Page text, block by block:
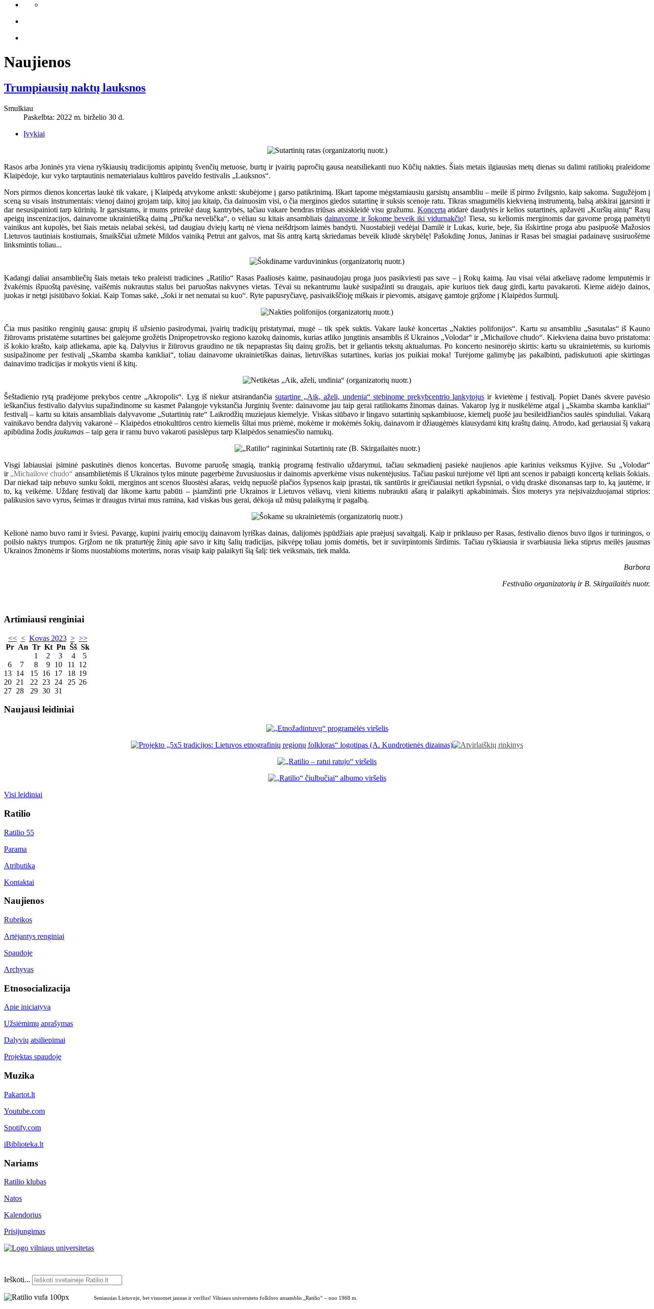
Naujienos
Trumpiausių naktų lauksnos
Smulkiau
Paskelbta: 2022 m. birželio 30 d.
Įvykiai
Rasos arba Joninės yra viena ryškiausių tradicijomis apipintų švenčių metuose, burtų ir įvairių papročių gausa neatsiliekanti nuo Kūčių nakties. Šiais metais ilgiausias metų dienas su dalimi ratiliokų praleidome
Klaipėdoje, kur vyko tarptautinis nematerialaus kultūros paveldo festivalis „Lauksnos“.
Nors pirmos dienos koncertas laukė tik vakare, į Klaipėdą atvykome anksti: skubėjome į garso patikrinimą. Iškart tapome mėgstamiausiu garsistų ansambliu – meilė iš pirmo žvilgsnio, kaip sakoma. Sugužėjom į
sceną su visais instrumentais: vienoj dainoj grojam taip, kitoj jau kitaip, čia dainuosim visi, o čia merginos giedos sutartinę ir suksis scenoje ratu. Tikras smagumėlis kiekvieną instrumentą, balsą atskirai įgarsinti ir
dar nesusipainioti tarp kūrinių. Ir garsistams, ir mums prireikė daug kantrybės, tačiau vakare bendras triūsas atsiskleidė visu gražumu. Koncertą atidarė daudytės ir kelios sutartinės, apžavėti „Kuršių ainių“ Rasų
apeigų inscenizacijos, dainavome ukrainietišką dainą „Ptička nevelička“, o vėliau su kitais ansambliaisdainavome ir šokome beveik iki vidurnakčio! Tiesa, su keliomis merginomis dar gavome progą pamėtyti
vainikus ant kupolės, bet šiais metais nelabai sekėsi, tad daugiau dviejų kartų nė viena neišdrįsom laimės bandyti. Nuostabieji vedėjai Damilė ir Lukas, kurie, beje, šia išskirtine proga abu pasipuošė Mažosios
Lietuvos tautiniais kostiumais, šmaikščiai užmetė Mildos vainiką Petrui ant galvos, mat šis antrą kartą skriedamas beveik kliudė skrybėlę! Pašokdinę Jonus, Janinas ir Rasas bei smagiai padainavę susiruošėme
linksmintis toliau...
Kadangi daliai ansambliečių šiais metais teko praleisti tradicines „Ratilio“ Rasas Paaliosės kaime, pasinaudojau proga juos pasikviesti pas save – į Rokų kaimą. Jau visai vėlai atkeliavę radome lemputėmis ir
žvakėmis išpuoštą pavėsinę, vaišėmis nukrautus stalus bei paruoštas nakvynes vietas. Tėvai su nekantrumu laukė susipažinti su draugais, apie kuriuos tiek daug girdi, kartu pavakaroti. Kieme aidėjo dainos,
juokas ir netgi įsisiūbavo šokiai. Kaip Tomas sakė, „šoki ir net nematai su kuo“. Ryte papusryčiavę, pasivaikščioję miškais ir pievomis, atsigavę gamtoje grįžome į Klaipėdos šurmulį.
Čia mus pasitiko renginių gausa: grupių iš užsienio pasirodymai, įvairių tradicijų pristatymai, mugė – tik spėk suktis. Vakare laukė koncertas „Nakties polifonijos“. Kartu su ansambliu „Sasutalas“ iš Kauno
žiūrovams pristatėme sutartines bei galėjome grožėtis Dnipropetrovsko regiono kazokų dainomis, kurias atliko jungtinis ansamblis iš Ukrainos „Volodar“ ir „Michailove chudo“. Kiekviena daina buvo pristatoma:
iš kokio krašto, kaip atliekama, apie ką. Dalyvius ir žiūrovus graudino ne tik nepaprastas šių dainų grožis, bet ir geliantis tekstų aktualumas. Po koncerto nesinorėjo skirtis: kartu su ukrainietėmis, su kuriomis
susipažinome per festivalį „Skamba skamba kankliai“, toliau dainavome ukrainietiškas dainas, lietuviškas sutartines, kurias jos puikiai moka! Turėjome galimybę jas pakalbinti, padiskutuoti apie skirtingas
dainavimo tradicijas ir mokytis vieni iš kitų.
Šeštadienio rytą pradėjome prekybos centre „Akropolis“. Lyg iš niekur atsirandančia sutartine „Aik, aželi, undenia“ stebinome prekybcentrio lankytojus ir kvietėme į festivalį. Popiet Danės skvere pavėsio
ieškančius festivalio dalyvius supažindinome su kasmet Palangoje vykstančia Jurginių švente: dainavome jau taip gerai ratiliokams žinomas dainas. Vakarop lyg ir nusikėlėme atgal į „Skamba skamba kankliai“
festivalį – kartu su kitais ansambliais dalyvavome „Sutartinių rate“ Laikrodžių muziejaus kiemelyje. Viskas siūbavo ir lingavo sutartinių sąskambiuose, kiemelį puošė jau besileidžiančios saulės spinduliai. Vakarą
vainikavo bendra dalyvių vakaronė – Klaipėdos etnokultūros centro kiemelis šiltai mus priėmė, mokėme ir mokėmės šokių, dainavom ir džiaugėmės klausydami kitų kraštų dainų. Atrodo, kad geriausiai šį vakarą
apibūdina žodis jaukumas – taip gera ir ramu buvo vakaroti pasislėpus tarp Klaipėdos senamiesčio namukų.
Visgi labiausiai įsiminė paskutinės dienos koncertas. Buvome paruošę smagią, trankią programą festivalio uždarymui, tačiau sekmadienį pasiekė naujienos apie karinius veiksmus Kyjive. Su „Volodar“
ir „Michailove chudo“ ansamblietėmis iš Ukrainos tylos minute pagerbėme žuvusiuosius ir dainomis apverkėme visus nukentėjusius. Tačiau paskui turėjome vėl lipti ant scenos ir pabaigti koncertą keliais šokiais.
Dar niekad taip nebuvo sunku šokti, merginos ant scenos šluostėsi ašaras, veidų nepuošė plačios šypsenos kaip įprastai, tik santūrūs ir greičiausiai netikri šypsniai, o vidų draskė disonansas tarp to, ką jautėme, ir
to, ką veikėme. Uždarę festivalį dar likome kartu pabūti – įsiamžinti prie Ukrainos ir Lietuvos vėliavų, vieni kitiems nubraukti ašarą ir palaikyti apkabinimais. Šios moterys yra neįsivaizduojamai stiprios:
palikusios savo vyrus, šeimas ir draugus tvirtai mus ramina, kad viskas bus gerai, dėkoja už mūsų palaikymą ir pagalbą.
Kelionė namo buvo rami ir šviesi. Pavargę, kupini įvairių emocijų dainavom lyriškas dainas, dalijomės įspūdžiais apie praėjusį savaitgalį. Kaip ir priklauso per Rasas, festivalio dienos buvo ilgos ir turiningos, o
poilsio naktys trumpos. Grįžom ne tik praturtėję žinių apie savo ir kitų šalių tradicijas, įsikvėpę toliau jomis domėtis, bet ir suvirpintomis širdimis. Tačiau ryškiausia ir svarbiausia lieka stiprus meilės jausmas
Ukrainos žmonėms ir šioms nuostabioms moterims, noras visaip kaip palaikyti šią šalį: tiek veiksmais, tiek malda.
Barbora
Festivalio organizatorių ir B. Skirgailaitės nuotr.
Artimiausi renginiai
<< < Kovas 2023 > >>
Pr An Tr Kt Pn Šš Sk
1
2 3 4
5
6
7 8 9 10 11
12
13 14 15 16 17 18 19
20 21 22 23 24 25 26
27 28 29 30 31
Naujausi leidiniai
Visi leidiniai
Ratilio
Ratilio 55
Parama
Atributika
Kontaktai
Naujienos
Rubrikos
Artėjantys renginiai
Spaudoje
Archyvas
Etnosocializacija
Apie iniciatyvą
Užsiėmimų aprašymas
Dalyvių atsiliepimai
Projektas spaudoje
Muzika
Pakartot.lt
Youtube.com
Spotify.com
iBiblioteka.lt
Nariams
Ratilio klubas
Natos
Kalendorius
Prisijungimas
Ieškoti...
Seniausias Lietuvoje, bet visuomet jaunas ir veržlus! Vilniaus universiteto folkloro ansamblis „Ratilio“ – nuo 1968 m.